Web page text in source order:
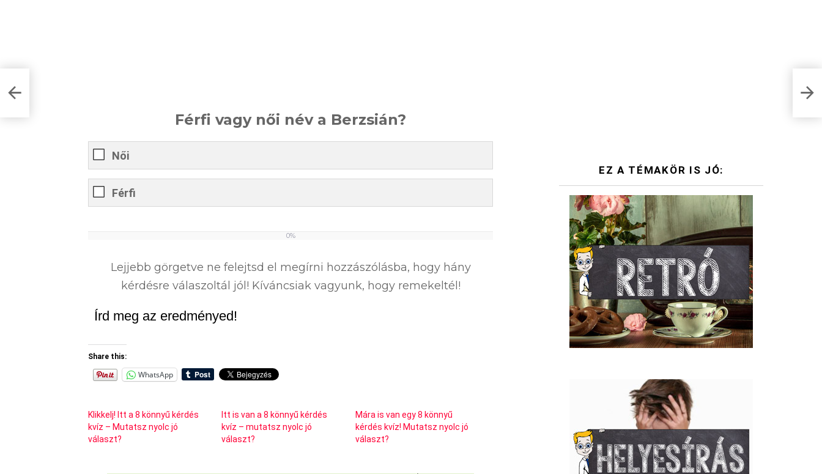
Férfi vagy női név a Berzsián?
Női
Férfi
0%
Lejjebb görgetve ne felejtsd el megírni hozzászólásba, hogy hány
kérdésre válaszoltál jól! Kíváncsiak vagyunk, hogy remekeltél!
Írd meg az eredményed!
Share this:
WhatsApp
Klikkelj! Itt a 8 könnyű kérdés
kvíz – Mutatsz nyolc jó
választ?
Itt is van a 8 könnyű kérdés
kvíz – mutatsz nyolc jó
választ?
Mára is van egy 8 könnyű
kérdés kvíz! Mutatsz nyolc jó
választ?
EZ A TÉMAKÖR IS JÓ: